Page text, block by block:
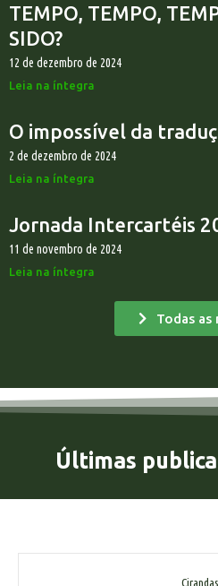
TEMPO, TEMPO,
SIDO?
12 de dezembro de 2024
Leia na íntegra
O impossível da
2 de dezembro de 2024
Leia na íntegra
Jornada Intercartéis
11 de novembro de 2024
Leia na íntegra
Todas as
Últimas
Cirandas